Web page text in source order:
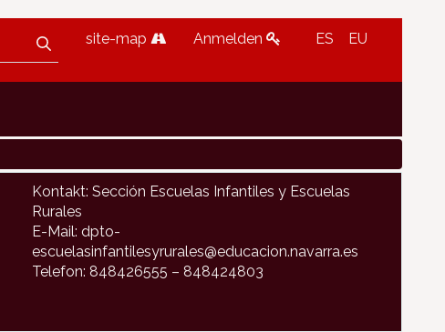
site-map Anmelden ES EU
Kontakt: Sección Escuelas Infantiles y Escuelas
Rurales
E-Mail: dpto-
escuelasinfantilesyrurales@educacion.navarra.es
Telefon: 848426555 – 848424803